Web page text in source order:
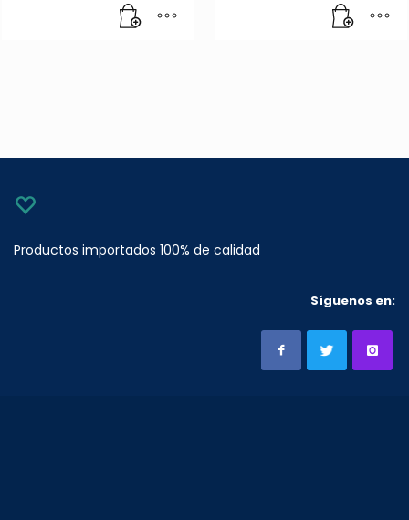
Productos importados 100% de calidad
Síguenos en: